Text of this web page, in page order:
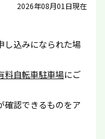
2026年08月01日現在
し込みになられた場
料自転車駐車場にご
確認できるものをア